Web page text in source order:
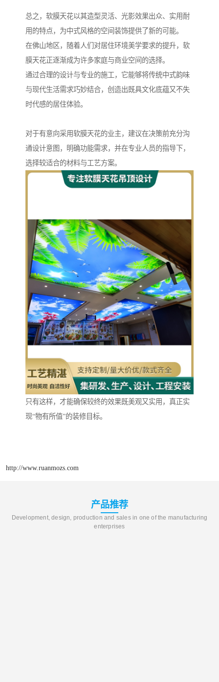
总之，软膜天花以其造型灵活、光影效果出众、实用耐
用的特点，为中式风格的空间装饰提供了新的可能。
在佛山地区，随着人们对居住环境美学要求的提升，软
膜天花正逐渐成为许多家庭与商业空间的选择。
通过合理的设计与专业的施工，它能够将传统中式韵味
与现代生活需求巧妙结合，创造出既具文化底蕴又不失
时代感的居住体验。
对于有意向采用软膜天花的业主，建议在决策前充分沟
通设计意图，明确功能需求，并在专业人员的指导下，
选择较适合的材料与工艺方案。
只有这样，才能确保较终的效果既美观又实用，真正实
现“物有所值”的装修目标。
http://www.ruanmozs.com
产品推荐
Development, design, production and sales in one of the manufacturing
enterprises